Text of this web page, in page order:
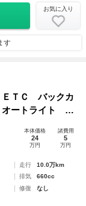
お気に入り
す
ＴＣ バックカ
ートライト Ｈ
電動格納ミラ
車検２年付き
本体価格
24
万円
諸費用
5
万円
走行
10.0万km
排気
660cc
修復
なし